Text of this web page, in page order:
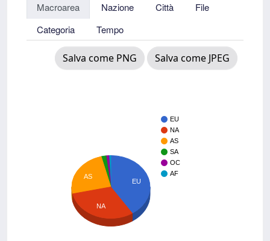
Macroarea Nazione Città
File
Categoria
Tempo
Salva come PNG Salva come JPEG
EU
NA
AS
SA
OC
AF
EU
AS
NA